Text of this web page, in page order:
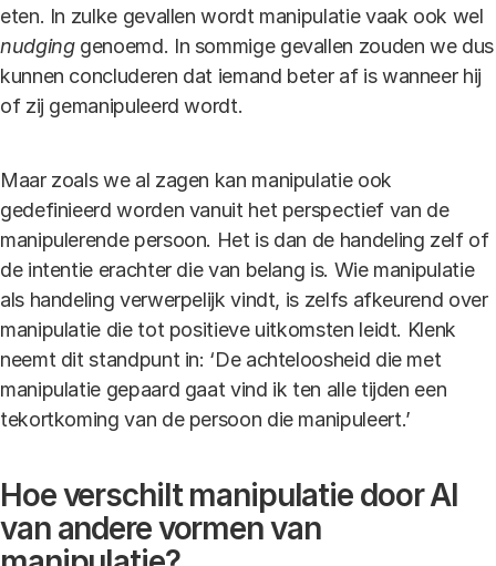
eten. In zulke gevallen wordt manipulatie vaak ook wel
nudginggenoemd. In sommige gevallen zouden we dus
kunnen concluderen dat iemand beter af is wanneer hij
of zij gemanipuleerd wordt.
Maar zoals we al zagen kan manipulatie ook
gedefinieerd worden vanuit het perspectief van de
manipulerende persoon. Het is dan de handeling zelf of
de intentie erachter die van belang is. Wie manipulatie
als handeling verwerpelijk vindt, is zelfs afkeurend over
manipulatie die tot positieve uitkomsten leidt. Klenk
neemt dit standpunt in: ‘De achteloosheid die met
manipulatie gepaard gaat vind ik ten alle tijden een
tekortkoming van de persoon die manipuleert.’
Hoe verschilt manipulatie door AI
van andere vormen van